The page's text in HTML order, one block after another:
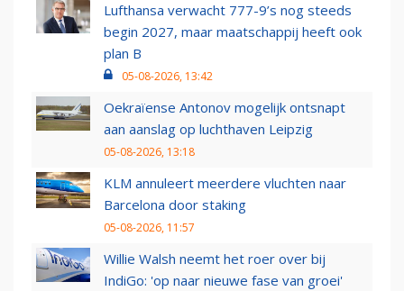
Lufthansa verwacht 777-9’s nog steeds
begin 2027, maar maatschappij heeft ook
plan B
05-08-2026, 13:42
Oekraïense Antonov mogelijk ontsnapt
aan aanslag op luchthaven Leipzig
05-08-2026, 13:18
KLM annuleert meerdere vluchten naar
Barcelona door staking
05-08-2026, 11:57
Willie Walsh neemt het roer over bij
IndiGo: 'op naar nieuwe fase van groei'